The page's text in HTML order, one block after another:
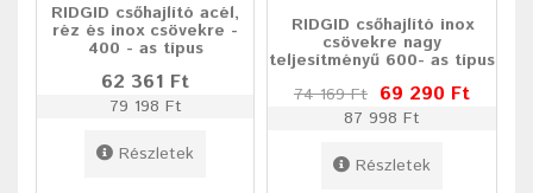
RIDGID csőhajlító acél,
réz és inox csövekre -
400 - as típus
62 361 Ft
79 198 Ft
Részletek
RIDGID csőhajlító inox
csövekre nagy
teljesítményű 600- as típus
74 169 Ft 69 290 Ft
87 998 Ft
Részletek